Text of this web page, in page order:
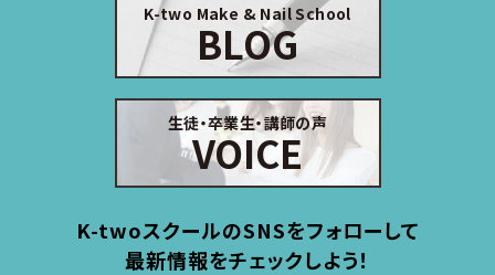
K-two Make & Nail School
BLOG
生徒・卒業生・講師の声
VOICE
K-twoスクールのSNSをフォローして
最新情報をチェックしよう！